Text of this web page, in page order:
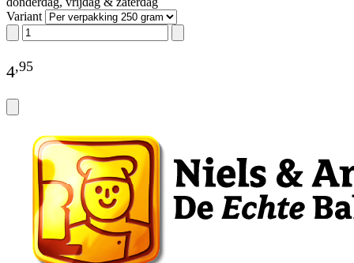
Variant
4,95